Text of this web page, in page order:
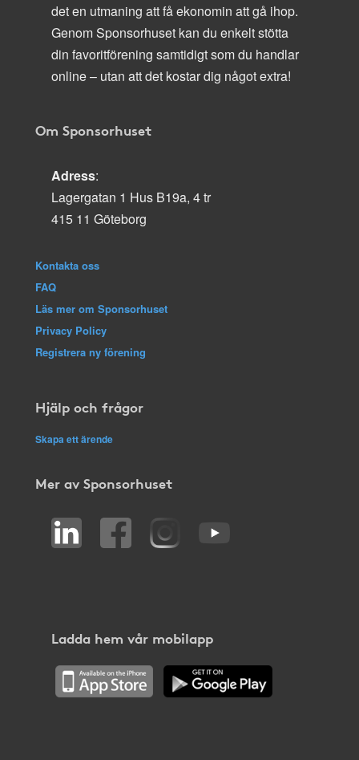
det en utmaning att få ekonomin att gå ihop.
Genom Sponsorhuset kan du enkelt stötta
din favoritförening samtidigt som du handlar
online – utan att det kostar dig något extra!
Om Sponsorhuset
Adress:
Lagergatan 1 Hus B19a, 4 tr
415 11 Göteborg
Kontakta oss
FAQ
Läs mer om Sponsorhuset
Privacy Policy
Registrera ny förening
Hjälp och frågor
Skapa ett ärende
Mer av Sponsorhuset
Ladda hem vår mobilapp